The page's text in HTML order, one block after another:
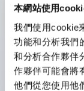
本網站使用
我們使用cookie
功能和分析我們
和分析合作夥伴
作夥伴可能會將
他們從您使用他
壓最高可支援
一顆 LED 燈泡
需分色管理的
顏色。
主要機種已通